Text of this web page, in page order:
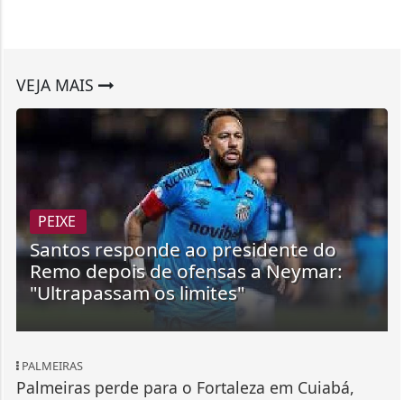
Santos responde ao presidente do
Remo depois de ofensas a Neymar:
"Ultrapassam os limites"
PALMEIRAS
Palmeiras perde para o Fortaleza em Cuiabá,
mas garante vaga nas quartas da Copa do Brasil
Clube paulista avança para a próxima fase com 5 a 3
no agregado